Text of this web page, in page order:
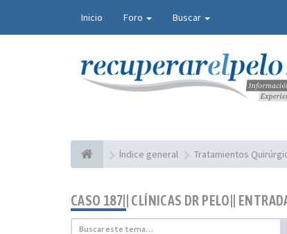
Inicio Foro Buscar
Índice general Tratamientos
CASO 187|| CLÍNICAS DR PELO||